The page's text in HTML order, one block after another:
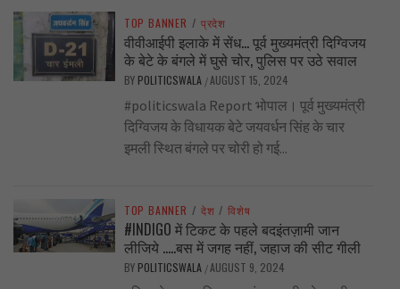
TOP BANNER / प्रदेश
वीवीआईपी इलाके में सेंध… पूर्व मुख्यमंत्री दिग्विजय
के बेटे के बंगले में घुसे चोर, पुलिस पर उठे सवाल
BY POLITICSWALA /AUGUST 15, 2024
#politicswala Report भोपाल। पूर्व मुख्यमंत्री
दिग्विजय के विधायक बेटे जयवर्धन सिंह के चार
इमली स्थित बंगले पर चोरी हो गई...
TOP BANNER / देश / विशेष
#INDIGO में टिकट के पहले बदइंतज़ामी जान
लीजिये …..बस में जगह नहीं, जहाज की सीट गीली
BY POLITICSWALA /AUGUST 9, 2024